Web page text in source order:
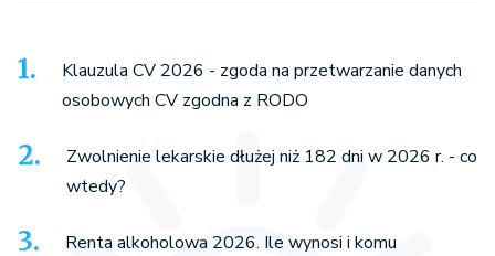
Klauzula CV 2026 - zgoda na przetwarzanie danych
osobowych CV zgodna z RODO
Zwolnienie lekarskie dłużej niż 182 dni w 2026 r. - co
wtedy?
Renta alkoholowa 2026. Ile wynosi i komu